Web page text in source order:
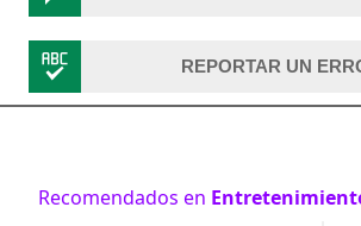
REPORTAR UN
Recomendados en